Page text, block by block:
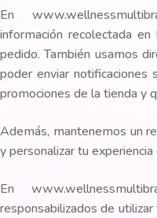
En
información recolectada
pedido. También usamos
poder enviar notificaciones
promociones de la tienda y
Además, mantenemos un
y personalizar tu experiencia
En
responsabilizados de